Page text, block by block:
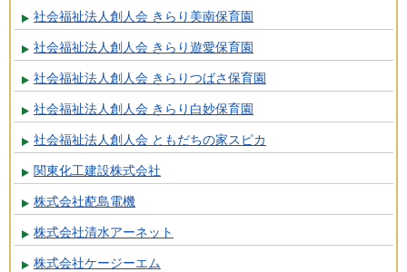
社会福祉法人創人会 きらり美南保育園
社会福祉法人創人会 きらり遊愛保育園
社会福祉法人創人会 きらりつばさ保育園
社会福祉法人創人会 きらり白妙保育園
社会福祉法人創人会 ともだちの家スピカ
関東化工建設株式会社
株式会社蓜島電機
株式会社清水アーネット
株式会社ケージーエム